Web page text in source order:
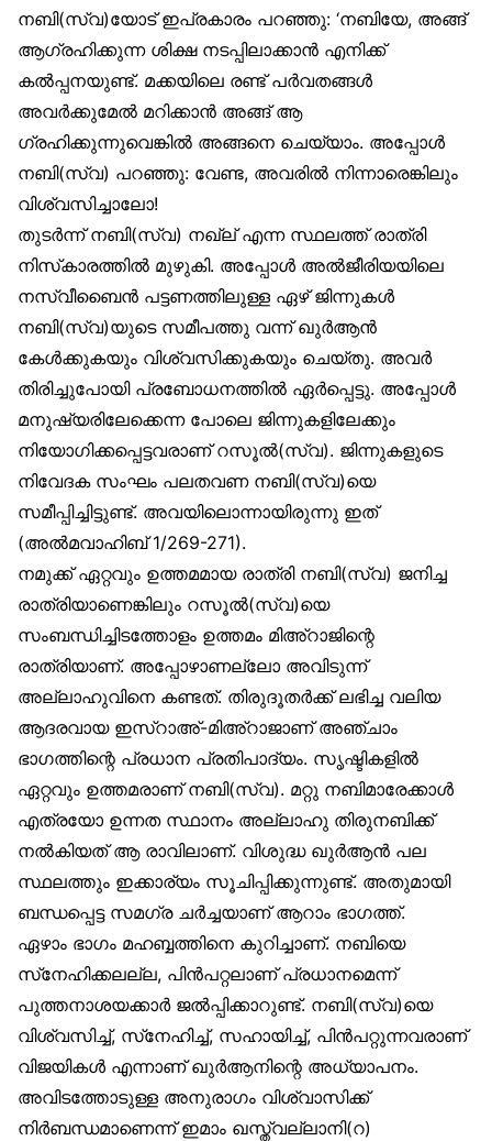
നബി(സ്വ)യോട് ഇപ്രകാരം പറഞ്ഞു: ‘നബിയേ, അങ്ങ്
ആഗ്രഹിക്കുന്ന ശിക്ഷ നടപ്പിലാക്കാൻ എനിക്ക്
കൽപ്പനയുണ്ട്. മക്കയിലെ രണ്ട് പർവതങ്ങൾ
അവർക്കുമേൽ മറിക്കാൻ അങ്ങ് ആ
ഗ്രഹിക്കുന്നുവെങ്കിൽ അങ്ങനെ ചെയ്യാം. അപ്പോൾ
നബി(സ്വ) പറഞ്ഞു: വേണ്ട, അവരിൽ നിന്നാരെങ്കിലും
വിശ്വസിച്ചാലോ!
തുടർന്ന് നബി(സ്വ) നഖ്‌ല് എന്ന സ്ഥലത്ത് രാത്രി
നിസ്‌കാരത്തിൽ മുഴുകി. അപ്പോൾ അൽജീരിയയിലെ
നസ്വീബൈൻ പട്ടണത്തിലുള്ള ഏഴ് ജിന്നുകൾ
നബി(സ്വ)യുടെ സമീപത്തു വന്ന് ഖുർആൻ
കേൾക്കുകയും വിശ്വസിക്കുകയും ചെയ്തു. അവർ
തിരിച്ചുപോയി പ്രബോധനത്തിൽ ഏർപ്പെട്ടു. അപ്പോൾ
മനുഷ്യരിലേക്കെന്ന പോലെ ജിന്നുകളിലേക്കും
നിയോഗിക്കപ്പെട്ടവരാണ് റസൂൽ(സ്വ). ജിന്നുകളുടെ
നിവേദക സംഘം പലതവണ നബി(സ്വ)യെ
സമീപ്പിച്ചിട്ടുണ്ട്. അവയിലൊന്നായിരുന്നു ഇത്
(അൽമവാഹിബ് 1/269-271).
നമുക്ക് ഏറ്റവും ഉത്തമമായ രാത്രി നബി(സ്വ) ജനിച്ച
രാത്രിയാണെങ്കിലും റസൂൽ(സ്വ)യെ
സംബന്ധിച്ചിടത്തോളം ഉത്തമം മിഅ്‌റാജിന്റെ
രാത്രിയാണ്. അപ്പോഴാണല്ലോ അവിടുന്ന്
അല്ലാഹുവിനെ കണ്ടത്. തിരുദൂതർക്ക് ലഭിച്ച വലിയ
ആദരവായ ഇസ്‌റാഅ്-മിഅ്‌റാജാണ് അഞ്ചാം
ഭാഗത്തിന്റെ പ്രധാന പ്രതിപാദ്യം. സൃഷ്ടികളിൽ
ഏറ്റവും ഉത്തമരാണ് നബി(സ്വ). മറ്റു നബിമാരേക്കാൾ
എത്രയോ ഉന്നത സ്ഥാനം അല്ലാഹു തിരുനബിക്ക്
നൽകിയത് ആ രാവിലാണ്. വിശുദ്ധ ഖുർആൻ പല
സ്ഥലത്തും ഇക്കാര്യം സൂചിപ്പിക്കുന്നുണ്ട്. അതുമായി
ബന്ധപ്പെട്ട സമഗ്ര ചർച്ചയാണ് ആറാം ഭാഗത്ത്.
ഏഴാം ഭാഗം മഹബ്ബത്തിനെ കുറിച്ചാണ്. നബിയെ
സ്‌നേഹിക്കലല്ല, പിൻപറ്റലാണ് പ്രധാനമെന്ന്
പുത്തനാശയക്കാർ ജൽപ്പിക്കാറുണ്ട്. നബി(സ്വ)യെ
വിശ്വസിച്ച്, സ്‌നേഹിച്ച്, സഹായിച്ച്, പിൻപറ്റുന്നവരാണ്
വിജയികൾ എന്നാണ് ഖുർആനിന്റെ അധ്യാപനം.
അവിടത്തോടുള്ള അനുരാഗം വിശ്വാസിക്ക്
നിർബന്ധമാണെന്ന് ഇമാം ഖസ്ത്വല്ലാനി(റ)